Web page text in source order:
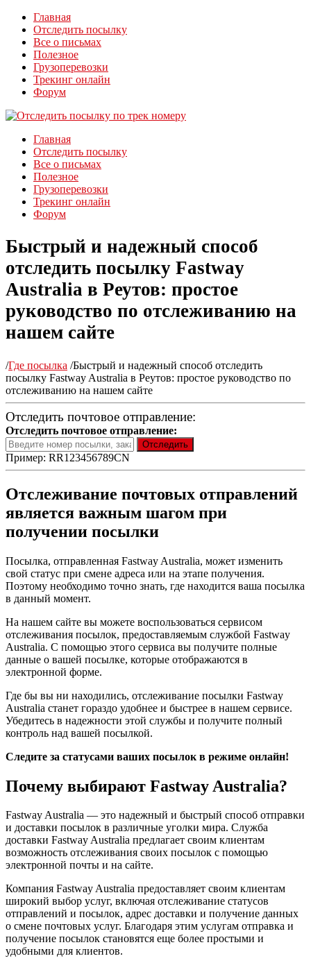
Главная
Отследить посылку
Все о письмах
Полезное
Грузоперевозки
Трекинг онлайн
Форум
Главная
Отследить посылку
Все о письмах
Полезное
Грузоперевозки
Трекинг онлайн
Форум
Быстрый и надежный способ
отследить посылку Fastway
Australia в Реутов: простое
руководство по отслеживанию на
нашем сайте
/Где посылка /Быстрый и надежный способ отследить
посылку Fastway Australia в Реутов: простое руководство по
отслеживанию на нашем сайте
Отследить почтовое отправление:
Отследить почтовое отправление:
Пример: RR123456789CN
Отслеживание почтовых отправлений
является важным шагом при
получении посылки
Посылка, отправленная Fastway Australia, может изменить
свой статус при смене адреса или на этапе получения.
Поэтому необходимо точно знать, где находится ваша посылка
в данный момент.
На нашем сайте вы можете воспользоваться сервисом
отслеживания посылок, предоставляемым службой Fastway
Australia. С помощью этого сервиса вы получите полные
данные о вашей посылке, которые отображаются в
электронной форме.
Где бы вы ни находились, отслеживание посылки Fastway
Australia станет гораздо удобнее и быстрее в нашем сервисе.
Убедитесь в надежности этой службы и получите полный
контроль над вашей посылкой.
Следите за статусами ваших посылок в режиме онлайн!
Почему выбирают Fastway Australia?
Fastway Australia — это надежный и быстрый способ отправки
и доставки посылок в различные уголки мира. Служба
доставки Fastway Australia предлагает своим клиентам
возможность отслеживания своих посылок с помощью
электронной почты и на сайте.
Компания Fastway Australia предоставляет своим клиентам
широкий выбор услуг, включая отслеживание статусов
отправлений и посылок, адрес доставки и получение данных
о смене почтовых услуг. Благодаря этим услугам отправка и
получение посылок становятся еще более простыми и
удобными для клиентов.